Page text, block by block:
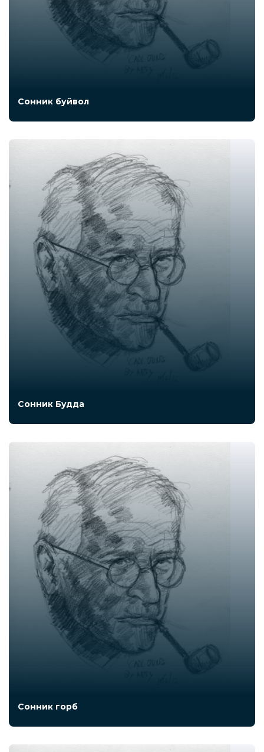
Сонник буйвол
Сонник Будда
Сонник горб